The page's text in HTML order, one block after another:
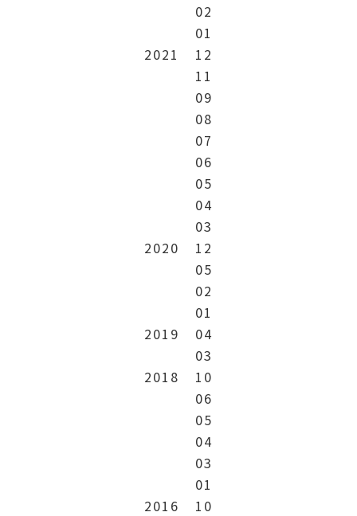
02
01
2021
12
11
09
08
07
06
05
04
03
2020
12
05
02
01
2019
04
03
2018
10
06
05
04
03
01
2016
10